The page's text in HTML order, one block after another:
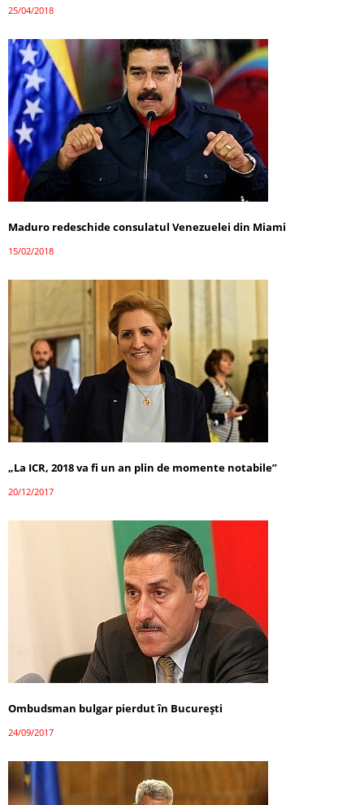
25/04/2018
Maduro redeschide consulatul Venezuelei din Miami
15/02/2018
„La ICR, 2018 va fi un an plin de momente notabile”
20/12/2017
Ombudsman bulgar pierdut în București
24/09/2017